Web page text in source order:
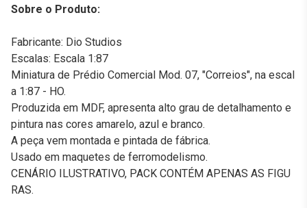
Sobre o Produto:
Fabricante: Dio Studios
Escalas: Escala 1:87
Miniatura de Prédio Comercial Mod. 07, "Correios", na escal
a 1:87 - HO.
Produzida em MDF, apresenta alto grau de detalhamento e
pintura nas cores amarelo, azul e branco.
A peça vem montada e pintada de fábrica.
Usado em maquetes de ferromodelismo.
CENÁRIO ILUSTRATIVO, PACK CONTÉM APENAS AS FIGU
RAS.